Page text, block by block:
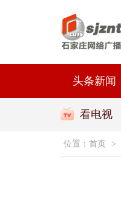
头条新闻
看电视
位置： 首页 >